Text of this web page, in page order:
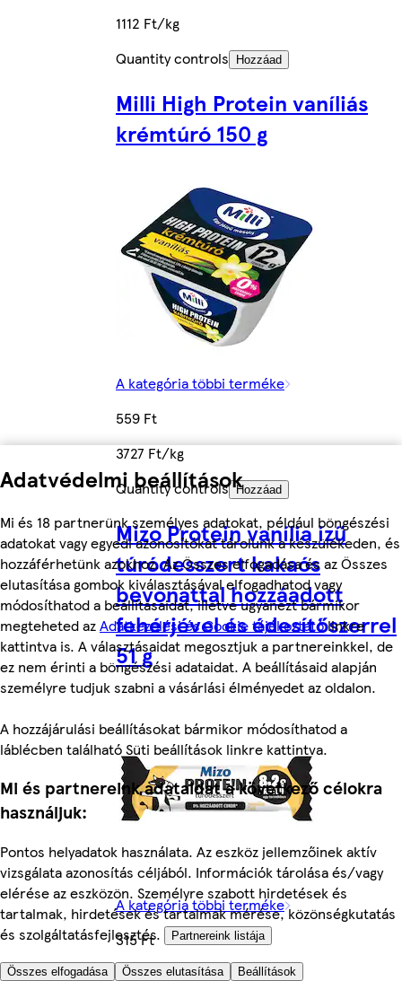
Adatvédelmi beállítások
Mi és 18 partnerünk személyes adatokat, például böngészési
adatokat vagy egyedi azonosítókat tárolunk a készülékeden, és
hozzáférhetünk azokhoz. Az Összes elfogadása és az Összes
elutasítása gombok kiválasztásával elfogadhatod vagy
módosíthatod a beállításaidat, illetve ugyanezt bármikor
megteheted azAdatkezelési és Cookie tájékoztatólinkre
kattintva is. A választásaidat megosztjuk a partnereinkkel, de
ez nem érinti a böngészési adataidat. A beállításaid alapján
személyre tudjuk szabni a vásárlási élményedet az oldalon.
A hozzájárulási beállításokat bármikor módosíthatod a
láblécben található Süti beállítások linkre kattintva.
Mi és partnereink adataidat a következő célokra
használjuk:
Pontos helyadatok használata. Az eszköz jellemzőinek aktív
vizsgálata azonosítás céljából. Információk tárolása és/vagy
elérése az eszközön. Személyre szabott hirdetések és
tartalmak, hirdetések és tartalmak mérése, közönségkutatás
és szolgáltatásfejlesztés.
Partnereink listája
Összes elfogadása Összes elutasítása Beállítások
1112 Ft/kg
Quantity controls
Hozzáad
Milli High Protein vaníliás
krémtúró 150 g
A kategória többi terméke
559 Ft
3727 Ft/kg
Quantity controls
Hozzáad
Mizo Protein vanília ízű
túródesszert kakaós
bevonattal hozzáadott
fehérjével és édesítőszerrel
51 g
A kategória többi terméke
315 Ft
6177 Ft/kg